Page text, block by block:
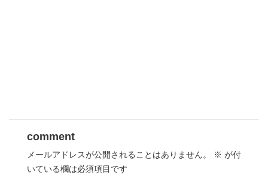
comment
メールアドレスが公開されることはありません。 ※ が付
いている欄は必須項目です